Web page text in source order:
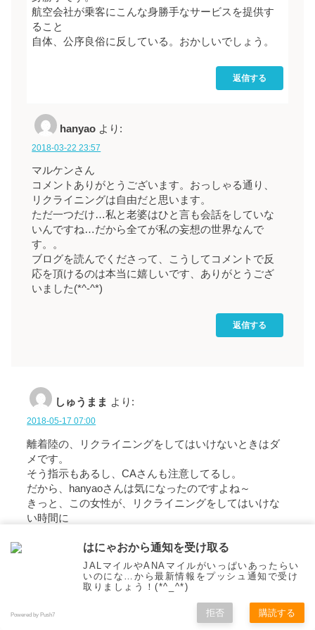
航空会社が乗客にこんな身勝手なサービスを提供す
ること
自体、公序良俗に反している。おかしいでしょう。
返信する
hanyao より:
2018-03-22 23:57
マルケンさん
コメントありがとうございます。おっしゃる通り、
リクライニングは自由だと思います。
ただ一つだけ…私と老婆はひと言も会話をしていな
いんですね…だから全てが私の妄想の世界なんで
す。。
ブログを読んでくださって、こうしてコメントで反
応を頂けるのは本当に嬉しいです、ありがとうござ
いました(*^-^*)
返信する
しゅうまま より:
2018-05-17 07:00
離着陸の、リクライニングをしてはいけないときはダ
メです。
そう指示もあるし、CAさんも注意してるし。
だから、hanyaoさんは気になったのですよね～
きっと、この女性が、リクライニングをしてはいけな
い時間に
気分も違ったことと思います。
hanyaoさんのように思われる人がほとんどだと
私は思います。
はにゃおから通知を受け取る
JALマイルやANAマイルがいっぱいあったらい
いのにな…から最新情報をプッシュ通知で受け
取りましょう！(*^_^*)
Powered by Push7 拒否 購読する